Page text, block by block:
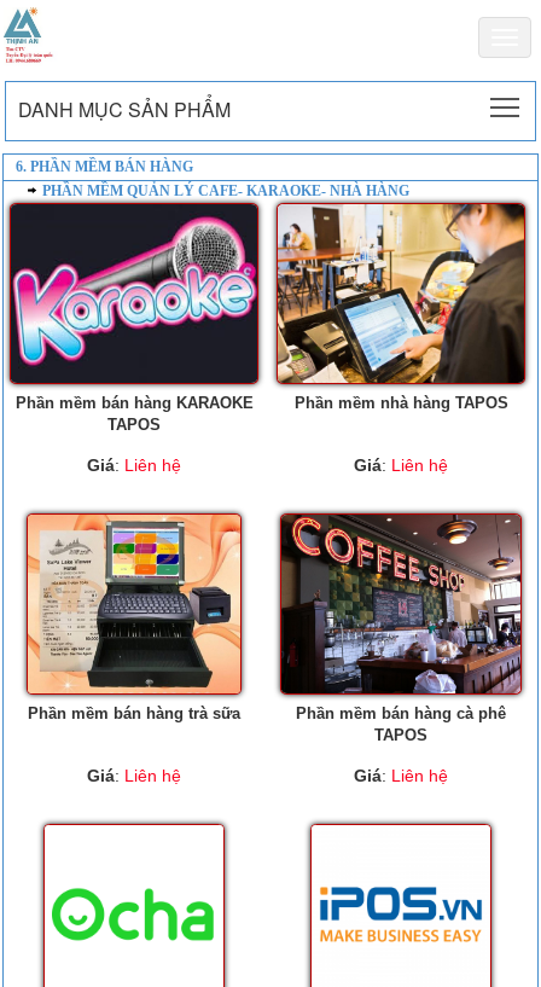
DANH MỤC SẢN PHẨM
6. PHẦN MỀM BÁN HÀNG
PHẦN MỀM QUẢN LÝ CAFE- KARAOKE- NHÀ HÀNG
Phần mềm bán hàng KARAOKE
TAPOS
Giá: Liên hệ
Phần mềm nhà hàng TAPOS
Giá: Liên hệ
Phần mềm bán hàng trà sữa
Giá: Liên hệ
Phần mềm bán hàng cà phê
TAPOS
Giá: Liên hệ